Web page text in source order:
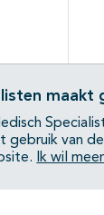
maakt
gebruik van
Ik wil